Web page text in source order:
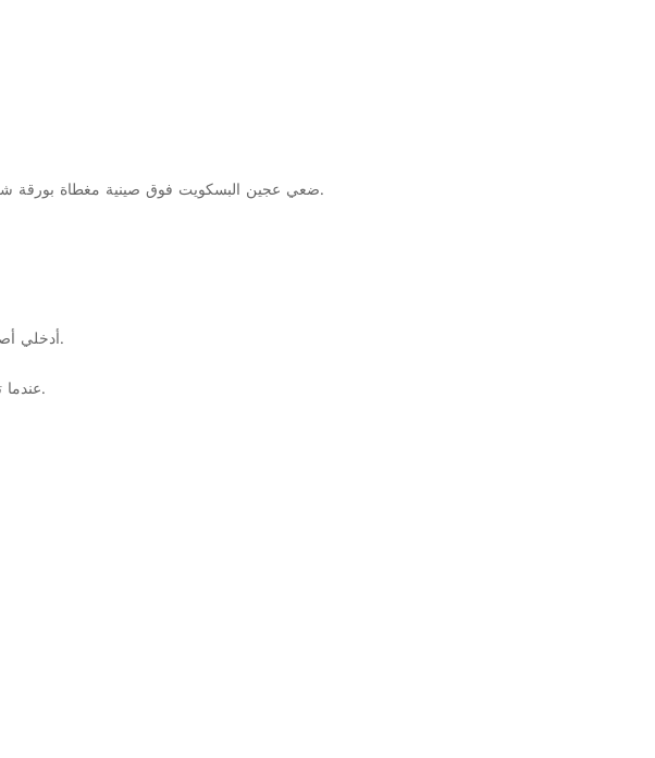
9.ضعي عجين البسكويت فوق صينية مغطاة بورقة شمعية مذهونة بشكل خفيف أو ورقة الطهي المضادة للالتصاق مع ترك مساحة تقدر ب 1سم بين كل بسكويت.
12. أدخلي أصابع البسكويت في الفرن الساخن لدرجة حرارة 170 درجة (ضابط الحرارة في اتجاه رقم 6) لمدة 15 دقيقة.
13.عندما تطهى أصابع البسكويت و تصبح منتفخة، أخرجي الصينية من الفرن و اتركيها تبرد في درجة الحرارة الطبيعية.